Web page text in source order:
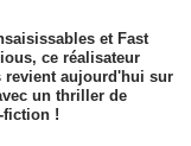
et Fast
ce réalisateur
revient aujourd'hui sur
un thriller de
fiction !